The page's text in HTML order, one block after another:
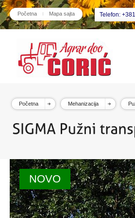
Početna Mapa sajta Telefon:
Početna Mehanizacija
NOVO